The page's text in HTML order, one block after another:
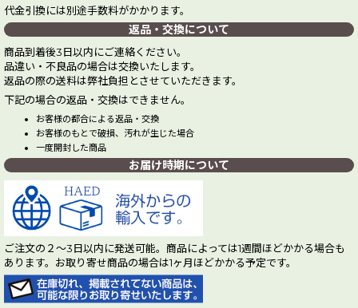
代金引換には別途手数料がかかります。
返品・交換について
商品到着後3日以内にご連絡ください。
品違い・不良品の場合は交換いたします。
返品の際の送料は弊社負担とさせていただきます。
下記の場合の返品・交換はできません。
お客様の都合による返品・交換
お客様のもとで破損、汚れが生じた場合
一度開封した商品
お届け時期について
ご注文の２～3日以内に発送可能。商品によっては1週間ほどかかる場合も
あります。お取り寄せ商品の場合は1ヶ月ほどかかる予定です。